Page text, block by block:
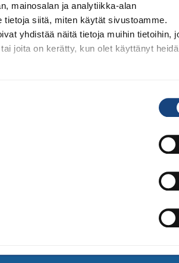
mainosalan ja analytiikka-alan
tietoja siitä, miten käytät sivustoamme.
yhdistää näitä tietoja muihin tietoihin,
joita on kerätty, kun olet käyttänyt
Matikka
Tuomarivastaava,